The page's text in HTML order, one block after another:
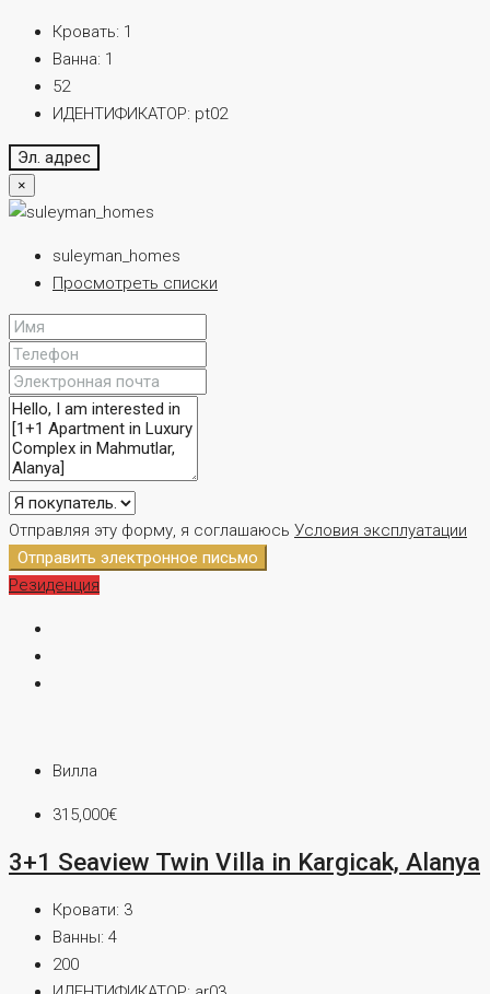
Кровать: 1
Ванна: 1
52
ИДЕНТИФИКАТОР: pt02
Эл. адрес
×
suleyman_homes
Просмотреть списки
Отправляя эту форму, я соглашаюсь Условия эксплуатации
Отправить электронное письмо
Резиденция
Вилла
315,000€
3+1 Seaview Twin Villa in Kargicak, Alanya
Кровати: 3
Ванны: 4
200